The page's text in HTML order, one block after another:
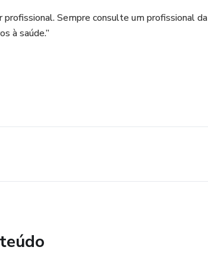
Sempre consulte um profissional da
à saúde.”